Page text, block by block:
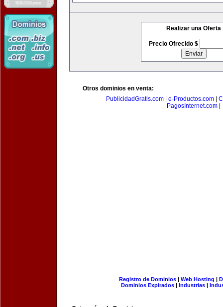
Realizar una Oferta
Precio Ofrecido $
Otros dominios en venta:
PublicidadGratis.com
e-Productos.com
PagosInternet.com
Registro de Dominios| Web Hosting |
Dominios Expirados | Industrias |